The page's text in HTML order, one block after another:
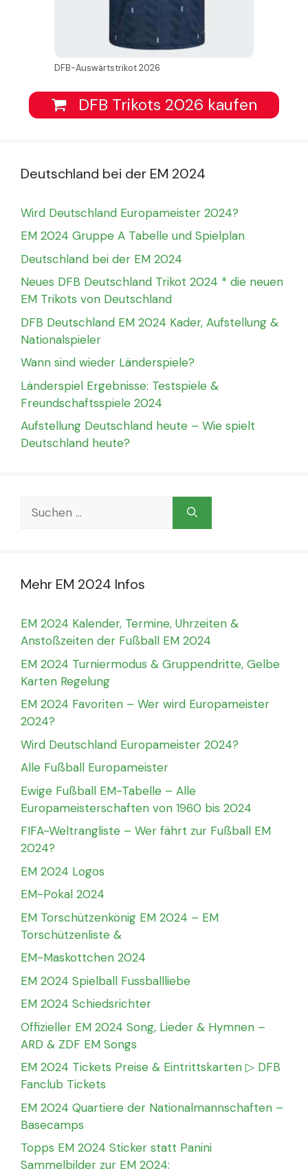
DFB-Auswärtstrikot 2026
DFB Trikots 2026 kaufen
Deutschland bei der EM 2024
Wird Deutschland Europameister 2024?
EM 2024 Gruppe A Tabelle und Spielplan
Deutschland bei der EM 2024
Neues DFB Deutschland Trikot 2024 * die neuen
EM Trikots von Deutschland
DFB Deutschland EM 2024 Kader, Aufstellung &
Nationalspieler
Wann sind wieder Länderspiele?
Länderspiel Ergebnisse: Testspiele &
Freundschaftsspiele 2024
Aufstellung Deutschland heute – Wie spielt
Deutschland heute?
Suchen
nach:
Mehr EM 2024 Infos
EM 2024 Kalender, Termine, Uhrzeiten &
Anstoßzeiten der Fußball EM 2024
EM 2024 Turniermodus & Gruppendritte, Gelbe
Karten Regelung
EM 2024 Favoriten – Wer wird Europameister
2024?
Wird Deutschland Europameister 2024?
Alle Fußball Europameister
Ewige Fußball EM-Tabelle – Alle
Europameisterschaften von 1960 bis 2024
FIFA-Weltrangliste – Wer fährt zur Fußball EM
2024?
EM 2024 Logos
EM-Pokal 2024
EM Torschützenkönig EM 2024 – EM
Torschützenliste &
EM-Maskottchen 2024
EM 2024 Spielball Fussballliebe
EM 2024 Schiedsrichter
Offizieller EM 2024 Song, Lieder & Hymnen –
ARD & ZDF EM Songs
EM 2024 Tickets Preise & Eintrittskarten ▷ DFB
Fanclub Tickets
EM 2024 Quartiere der Nationalmannschaften –
Basecamps
Topps EM 2024 Sticker statt Panini
Sammelbilder zur EM 2024: